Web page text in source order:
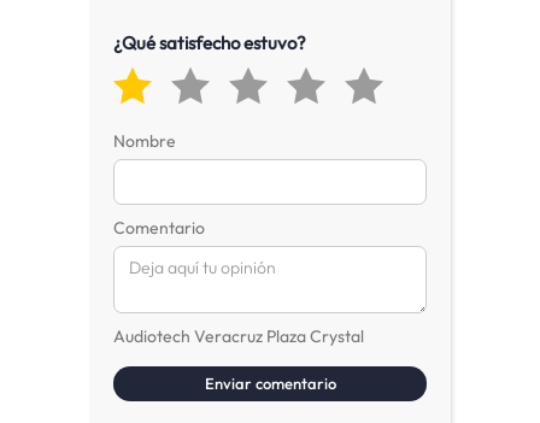
¿Qué satisfecho estuvo?
Nombre
Comentario
Audiotech Veracruz Plaza Crystal